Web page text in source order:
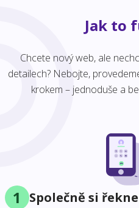
Jak to
Chcete nový web, ale
detailech? Nebojte,
krokem – jednoduše a
1 Společně si